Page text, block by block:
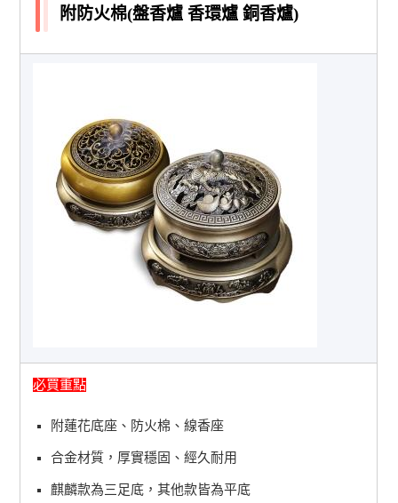
附防火棉(盤香爐 香環爐 銅香爐)
必買重點
附蓮花底座、防火棉、線香座
合金材質，厚實穩固、經久耐用
麒麟款為三足底，其他款皆為平底